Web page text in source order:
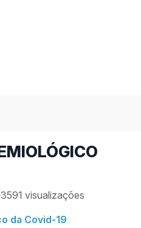
3591 visualizações
da Covid-19